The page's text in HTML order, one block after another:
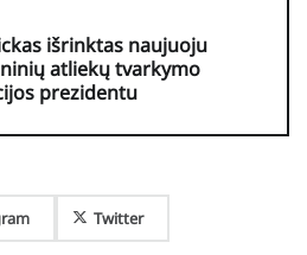
išrinktas naujuoju
atliekų tvarkymo
prezidentu
Twitter